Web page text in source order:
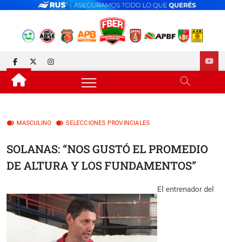
FEDERACIÓN DE BÁSQUET
DE ENTRE RÍOS
facebook
twitterinstagram
MASCULINO SELECCIONES PROVINCIALES
SOLANAS: “NOS GUSTÓ EL PROMEDIO
DE ALTURA Y LOS FUNDAMENTOS”
El entrenador del